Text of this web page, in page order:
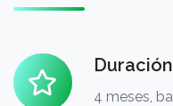
Duración
4 meses,
Duración